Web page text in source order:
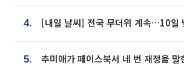
4.
5.